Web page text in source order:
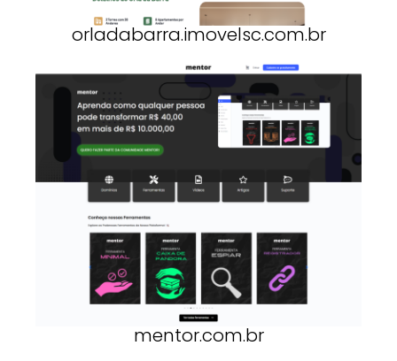
orladabarra.imovelsc.com.br
mentor.com.br